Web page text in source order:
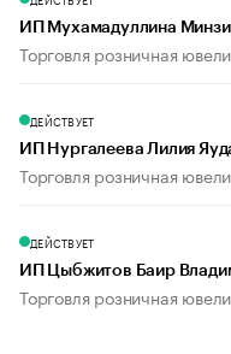
ИП Мухамадуллина
Торговля розничная
ДЕЙСТВУЕТ
ИП Нургалеева Лилия
Торговля розничная
ДЕЙСТВУЕТ
ИП Цыбжитов Баир
Торговля розничная